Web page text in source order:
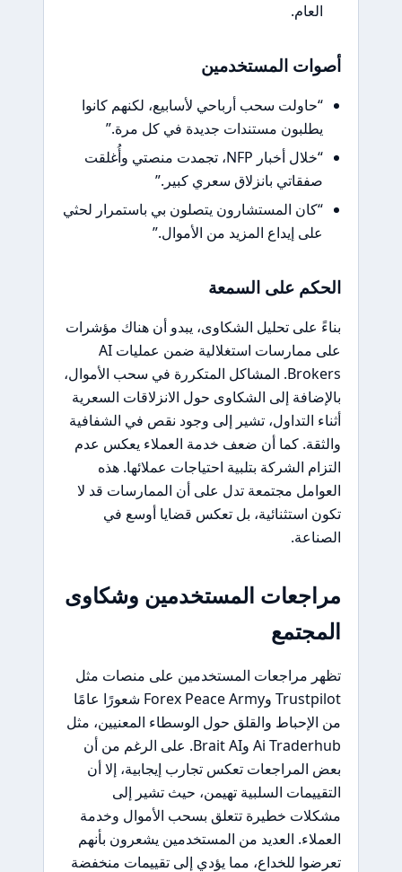
العام.
أصوات المستخدمين
“حاولت سحب أرباحي لأسابيع، لكنهم كانوا
يطلبون مستندات جديدة في كل مرة.”
“خلال أخبار NFP، تجمدت منصتي وأُغلقت
صفقاتي بانزلاق سعري كبير.”
“كان المستشارون يتصلون بي باستمرار لحثي
على إيداع المزيد من الأموال.”
الحكم على السمعة
بناءً على تحليل الشكاوى، يبدو أن هناك مؤشرات
على ممارسات استغلالية ضمن عمليات AI
Brokers. المشاكل المتكررة في سحب الأموال،
بالإضافة إلى الشكاوى حول الانزلاقات السعرية
أثناء التداول، تشير إلى وجود نقص في الشفافية
والثقة. كما أن ضعف خدمة العملاء يعكس عدم
التزام الشركة بتلبية احتياجات عملائها. هذه
العوامل مجتمعة تدل على أن الممارسات قد لا
تكون استثنائية، بل تعكس قضايا أوسع في
الصناعة.
مراجعات المستخدمين وشكاوى
المجتمع
تظهر مراجعات المستخدمين على منصات مثل
Trustpilot وForex Peace Army شعورًا عامًا
من الإحباط والقلق حول الوسطاء المعنيين، مثل
Ai Traderhub وBrait AI. على الرغم من أن
بعض المراجعات تعكس تجارب إيجابية، إلا أن
التقييمات السلبية تهيمن، حيث تشير إلى
مشكلات خطيرة تتعلق بسحب الأموال وخدمة
العملاء. العديد من المستخدمين يشعرون بأنهم
تعرضوا للخداع، مما يؤدي إلى تقييمات منخفضة